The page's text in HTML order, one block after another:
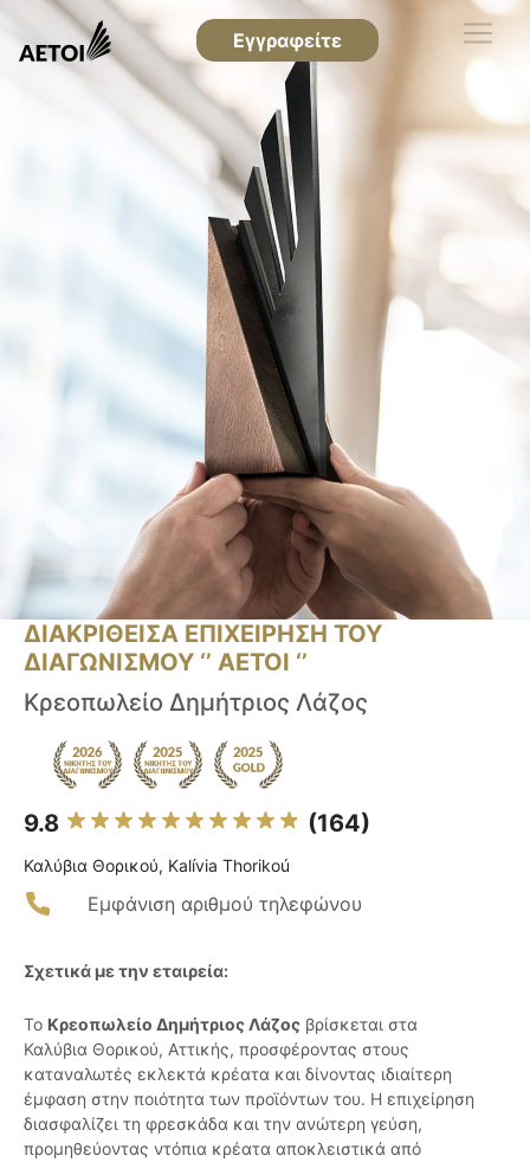
Εγγραφείτε
ΔΙΑΚΡΙΘΕΙΣΑ ΕΠΙΧΕΙΡΗΣΗ ΤΟΥ
ΔΙΑΓΩΝΙΣΜΟΥ ‘’ ΑΕΤΟΙ ‘’
Κρεοπωλείο Δημήτριος Λάζος
9.8 (164)
Καλύβια Θορικού, Kalívia Thorikoú
Εμφάνιση αριθμού τηλεφώνου
Σχετικά με την εταιρεία:
Το Κρεοπωλείο Δημήτριος Λάζος βρίσκεται στα
Καλύβια Θορικού, Αττικής, προσφέροντας στους
καταναλωτές εκλεκτά κρέατα και δίνοντας ιδιαίτερη
έμφαση στην ποιότητα των προϊόντων του. Η επιχείρηση
διασφαλίζει τη φρεσκάδα και την ανώτερη γεύση,
προμηθεύοντας ντόπια κρέατα αποκλειστικά από